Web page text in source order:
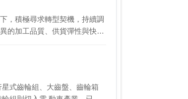
，積極尋求轉型契機，持續調
的加工品質、供貨彈性與快速
式齒輪組、大齒盤、齒輪箱